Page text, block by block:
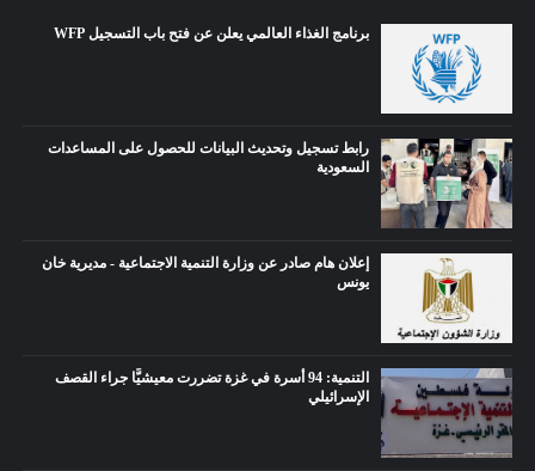
برنامج الغذاء العالمي يعلن عن فتح باب التسجيل WFP
رابط تسجيل وتحديث البيانات للحصول على المساعدات
السعودية
إعلان هام صادر عن وزارة التنمية الاجتماعية - مديرية خان
يونس
التنمية: 94 أسرة في غزة تضررت معيشيًّا جراء القصف
الإسرائيلي